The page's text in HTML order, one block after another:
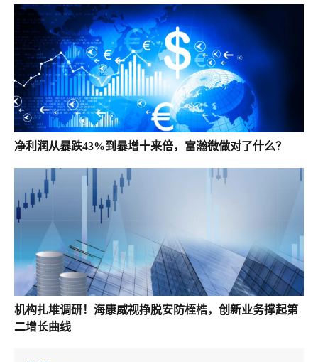
净利润从暴跌43%到暴增十来倍，富瀚微做对了什么？
机构扎堆调研！海康威视挣脱安防桎梏，创新业务撑起第
二增长曲线